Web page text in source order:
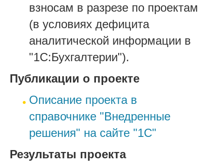
взносам в разрезе по проектам
(в условиях дефицита
аналитической информации в
"1С:Бухгалтерии").
Публикации о проекте
Описание проекта в
справочнике "Внедренные
решения" на сайте "1С"
Результаты проекта